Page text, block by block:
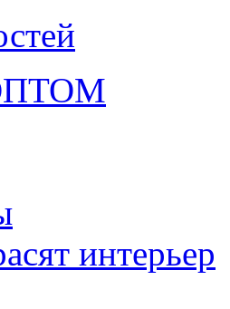
интерьер